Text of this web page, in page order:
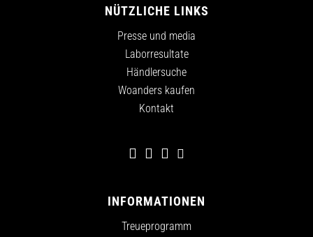
NÜTZLICHE LINKS
Presse und media
Laborresultate
Händlersuche
Woanders kaufen
Kontakt
INFORMATIONEN
Treueprogramm